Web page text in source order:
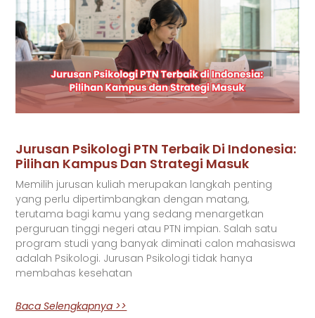
Jurusan Psikologi PTN Terbaik Di Indonesia:
Pilihan Kampus Dan Strategi Masuk
Memilih jurusan kuliah merupakan langkah penting
yang perlu dipertimbangkan dengan matang,
terutama bagi kamu yang sedang menargetkan
perguruan tinggi negeri atau PTN impian. Salah satu
program studi yang banyak diminati calon mahasiswa
adalah Psikologi. Jurusan Psikologi tidak hanya
membahas kesehatan
Baca Selengkapnya >>